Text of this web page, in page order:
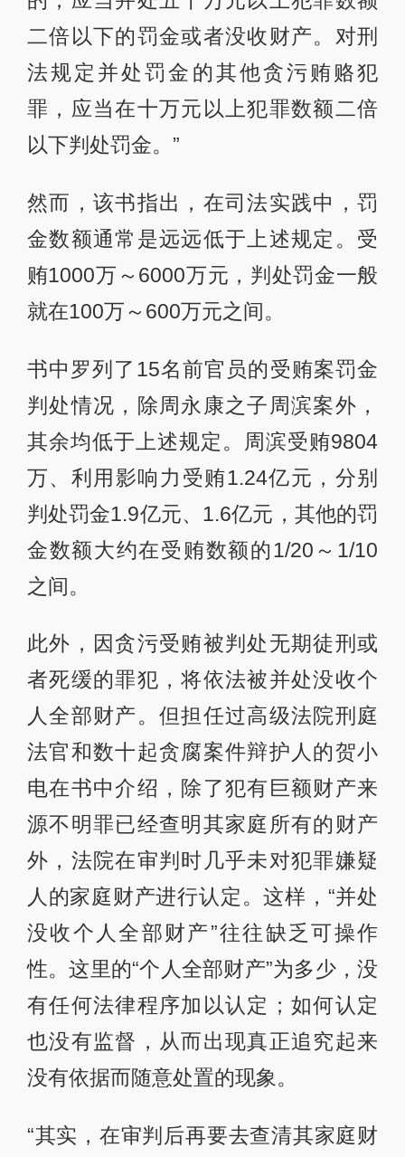
二倍以下的罚金或者没收财产。对刑
法规定并处罚金的其他贪污贿赂犯
罪，应当在十万元以上犯罪数额二倍
以下判处罚金。”
然而，该书指出，在司法实践中，罚
金数额通常是远远低于上述规定。受
贿1000万～6000万元，判处罚金一般
就在100万～600万元之间。
书中罗列了15名前官员的受贿案罚金
判处情况，除周永康之子周滨案外，
其余均低于上述规定。周滨受贿9804
万、利用影响力受贿1.24亿元，分别
判处罚金1.9亿元、1.6亿元，其他的罚
金数额大约在受贿数额的1/20～1/10
之间。
此外，因贪污受贿被判处无期徒刑或
者死缓的罪犯，将依法被并处没收个
人全部财产。但担任过高级法院刑庭
法官和数十起贪腐案件辩护人的贺小
电在书中介绍，除了犯有巨额财产来
源不明罪已经查明其家庭所有的财产
外，法院在审判时几乎未对犯罪嫌疑
人的家庭财产进行认定。这样，“并处
没收个人全部财产”往往缺乏可操作
性。这里的“个人全部财产”为多少，没
有任何法律程序加以认定；如何认定
也没有监督，从而出现真正追究起来
没有依据而随意处置的现象。
“其实，在审判后再要去查清其家庭财